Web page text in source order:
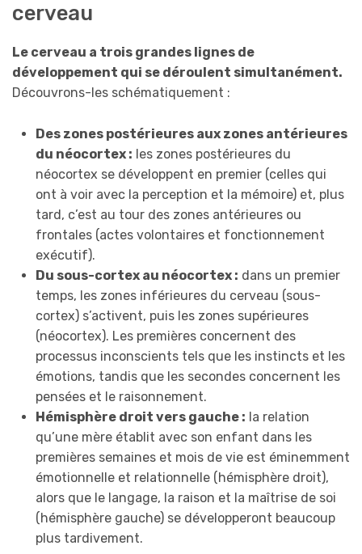
cerveau
Le cerveau a trois grandes lignes de
développement qui se déroulent simultanément.
Découvrons-les schématiquement :
Des zones postérieures aux zones antérieures
du néocortex : les zones postérieures du
néocortex se développent en premier (celles qui
ont à voir avec la perception et la mémoire) et, plus
tard, c’est au tour des zones antérieures ou
frontales (actes volontaires et fonctionnement
exécutif).
Du sous-cortex au néocortex : dans un premier
temps, les zones inférieures du cerveau (sous-
cortex) s’activent, puis les zones supérieures
(néocortex). Les premières concernent des
processus inconscients tels que les instincts et les
émotions, tandis que les secondes concernent les
pensées et le raisonnement.
Hémisphère droit vers gauche : la relation
qu’une mère établit avec son enfant dans les
premières semaines et mois de vie est éminemment
émotionnelle et relationnelle (hémisphère droit),
alors que le langage, la raison et la maîtrise de soi
(hémisphère gauche) se développeront beaucoup
plus tardivement.